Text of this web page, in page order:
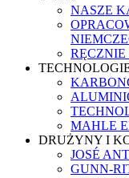
NASZE
RĘCZNIE
MAHLE
DRUŻYNY I
JOSÉ
GUNN-